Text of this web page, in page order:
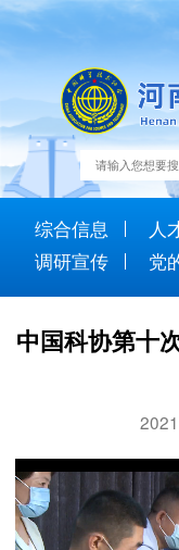
综合信息 人
调研宣传
党
中国科协第十